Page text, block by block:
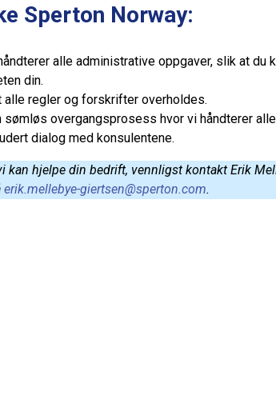
Sperton Norway:
alle administrative oppgaver, slik at du
din.
alle regler og forskrifter overholdes.
sømløs overgangsprosess hvor vi håndterer alle
dialog med konsulentene.
kan hjelpe din bedrift, vennligst kontakt Erik
erik.mellebye-giertsen@sperton.com.